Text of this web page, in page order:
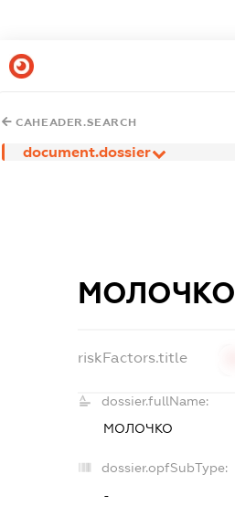
CAHEADER.SEARCH
document.dossier
МОЛОЧКО
riskFactors.title
dossier.fullName:
МОЛОЧКО
dossier.opfSubType:
-